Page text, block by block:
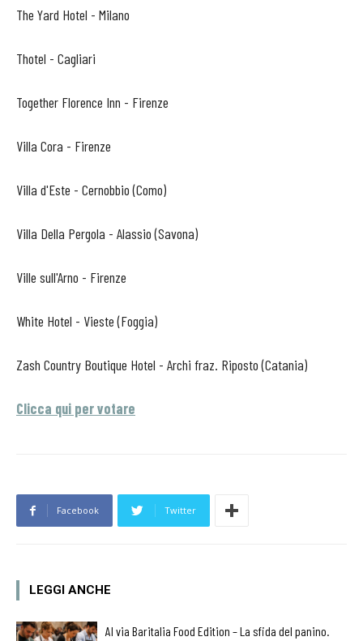
The Yard Hotel - Milano
Thotel - Cagliari
Together Florence Inn - Firenze
Villa Cora - Firenze
Villa d'Este - Cernobbio (Como)
Villa Della Pergola - Alassio (Savona)
Ville sull'Arno - Firenze
White Hotel - Vieste (Foggia)
Zash Country Boutique Hotel - Archi fraz. Riposto (Catania)
Clicca qui per votare
Facebook Twitter
LEGGI ANCHE
Al via Baritalia Food Edition – La sfida del panino.